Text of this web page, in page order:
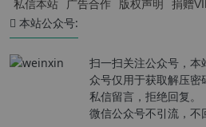
私信本站 广告合作 版权声明 捐赠
本站公众号:
扫一扫关注公众号，本
众号仅用于获取解压密
私信留言，拒绝回复。
微信公众号不引流，不